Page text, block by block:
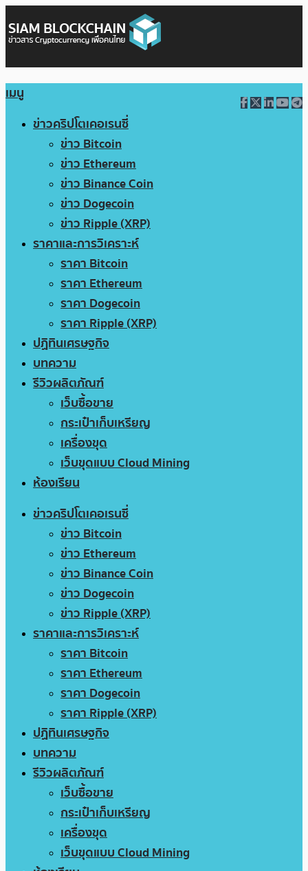
เมนู
ข่าวคริปโตเคอเรนซี่
ข่าว Bitcoin
ข่าว Ethereum
ข่าว Binance Coin
ข่าว Dogecoin
ข่าว Ripple (XRP)
ราคาและการวิเคราะห์
ราคา Bitcoin
ราคา Ethereum
ราคา Dogecoin
ราคา Ripple (XRP)
ปฏิทินเศรษฐกิจ
บทความ
รีวิวผลิตภัณฑ์
เว็บซื้อขาย
กระเป๋าเก็บเหรียญ
เครื่องขุด
เว็บขุดแบบ Cloud Mining
ห้องเรียน
ข่าวคริปโตเคอเรนซี่
ข่าว Bitcoin
ข่าว Ethereum
ข่าว Binance Coin
ข่าว Dogecoin
ข่าว Ripple (XRP)
ราคาและการวิเคราะห์
ราคา Bitcoin
ราคา Ethereum
ราคา Dogecoin
ราคา Ripple (XRP)
ปฏิทินเศรษฐกิจ
บทความ
รีวิวผลิตภัณฑ์
เว็บซื้อขาย
กระเป๋าเก็บเหรียญ
เครื่องขุด
เว็บขุดแบบ Cloud Mining